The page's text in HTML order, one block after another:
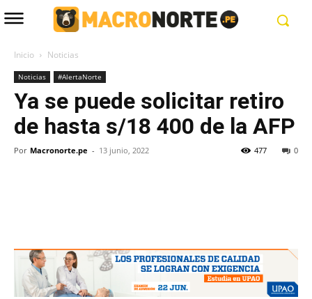
Inicio Noticias
Noticias #AlertaNorte
Ya se puede solicitar retiro
de hasta s/18 400 de la AFP
Por Macronorte.pe - 13 junio, 2022 0
477